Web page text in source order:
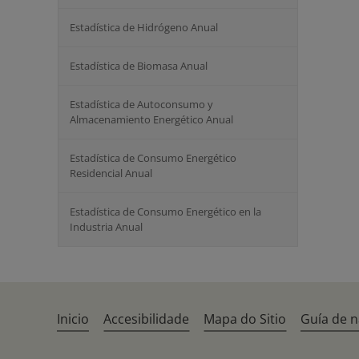
Estadística de Hidrógeno Anual
Estadística de Biomasa Anual
Estadística de Autoconsumo y
Almacenamiento Energético Anual
Estadística de Consumo Energético
Residencial Anual
Estadística de Consumo Energético en la
Industria Anual
Inicio Accesibilidade Mapa do Sitio Guía de